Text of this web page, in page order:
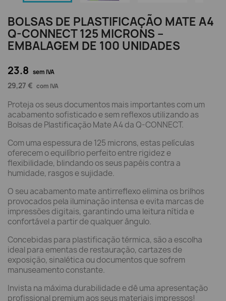
BOLSAS DE PLASTIFICAÇÃO MATE A4
Q-CONNECT 125 MICRONS –
EMBALAGEM DE 100 UNIDADES
23.8 sem IVA
29,27 € com IVA
Proteja os seus documentos mais importantes com um
acabamento sofisticado e sem reflexos utilizando as
Bolsas de Plastificação Mate A4 da Q-CONNECT.
Com uma espessura de 125 microns, estas películas
oferecem o equilíbrio perfeito entre rigidez e
flexibilidade, blindando os seus papéis contra a
humidade, rasgos e sujidade.
O seu acabamento mate antirreflexo elimina os brilhos
provocados pela iluminação intensa e evita marcas de
impressões digitais, garantindo uma leitura nítida e
confortável a partir de qualquer ângulo.
Concebidas para plastificação térmica, são a escolha
ideal para ementas de restauração, cartazes de
exposição, sinalética ou documentos que sofrem
manuseamento constante.
Invista na máxima durabilidade e dê uma apresentação
profissional premium aos seus materiais impressos!